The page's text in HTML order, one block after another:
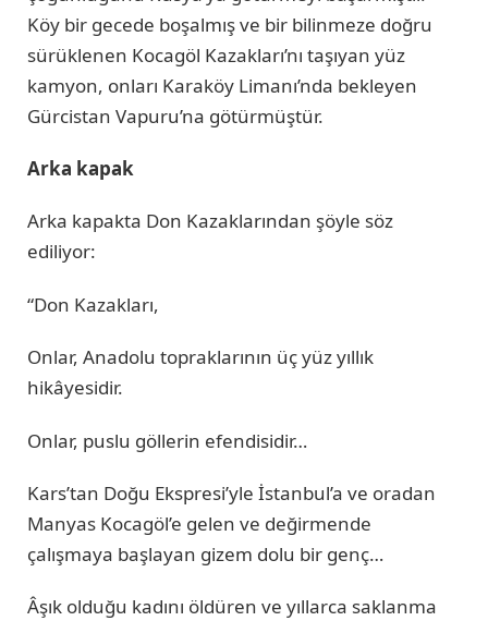
Köy bir gecede boşalmış ve bir bilinmeze doğru
sürüklenen Kocagöl Kazakları’nı taşıyan yüz
kamyon, onları Karaköy Limanı’nda bekleyen
Gürcistan Vapuru’na götürmüştür.
Arka kapak
Arka kapakta Don Kazaklarından şöyle söz
ediliyor:
“Don Kazakları,
Onlar, Anadolu topraklarının üç yüz yıllık
hikâyesidir.
Onlar, puslu göllerin efendisidir…
Kars’tan Doğu Ekspresi’yle İstanbul’a ve oradan
Manyas Kocagöl’e gelen ve değirmende
çalışmaya başlayan gizem dolu bir genç…
Âşık olduğu kadını öldüren ve yıllarca saklanma